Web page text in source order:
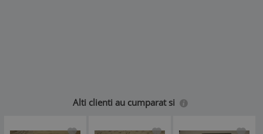
Alti clienti au cumparat si